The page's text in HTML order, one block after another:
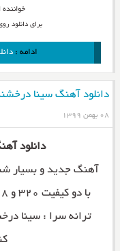
خواننده
برای دانلود
ادامه :
دانلود آهنگ سینا
۰۸ بهمن ۱۳۹۹
دانلود
آهنگ جدید و بسیار
با دو کیفیت ۳۲۰ و ۱۲۸ + متن آهنگ از رسانه موزیک ناب
ترانه سرا : سینا